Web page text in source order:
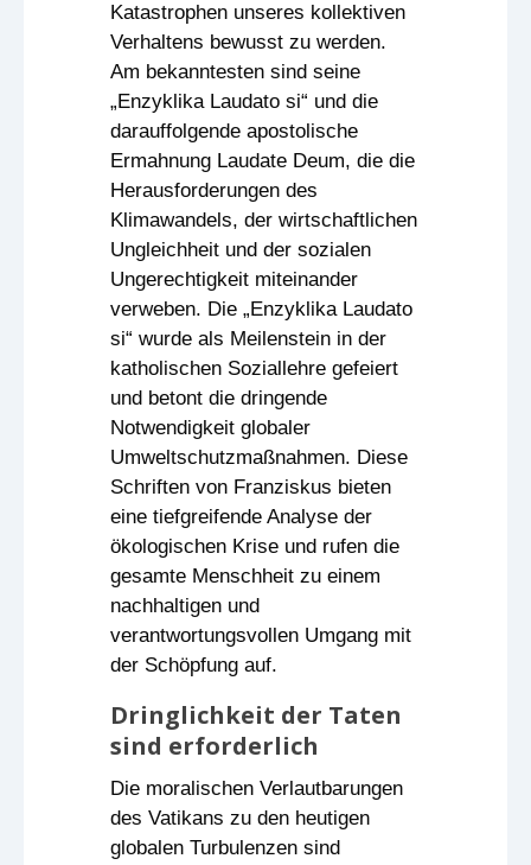
Katastrophen unseres kollektiven
Verhaltens bewusst zu werden.
Am bekanntesten sind seine
„Enzyklika Laudato si“ und die
darauffolgende apostolische
Ermahnung Laudate Deum, die die
Herausforderungen des
Klimawandels, der wirtschaftlichen
Ungleichheit und der sozialen
Ungerechtigkeit miteinander
verweben. Die „Enzyklika Laudato
si“ wurde als Meilenstein in der
katholischen Soziallehre gefeiert
und betont die dringende
Notwendigkeit globaler
Umweltschutzmaßnahmen. Diese
Schriften von Franziskus bieten
eine tiefgreifende Analyse der
ökologischen Krise und rufen die
gesamte Menschheit zu einem
nachhaltigen und
verantwortungsvollen Umgang mit
der Schöpfung auf.
Dringlichkeit der Taten
sind erforderlich
Die moralischen Verlautbarungen
des Vatikans zu den heutigen
globalen Turbulenzen sind